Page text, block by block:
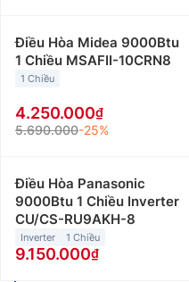
Điều Hòa Midea 9000Btu
1 Chiều MSAFII-10CRN8
1 Chiều
4.250.000
5.690.000-25%
Điều Hòa Panasonic
9000Btu 1 Chiều Inverter
CU/CS-RU9AKH-8
Inverter 1 Chiều
9.150.000